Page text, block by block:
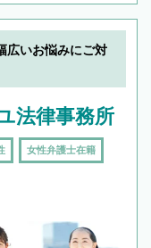
広いお悩みにご対
法律事務所
女性弁護士在籍